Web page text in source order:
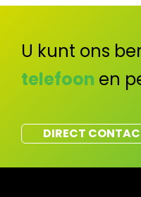
U kunt ons
telefoon en
DIRECT